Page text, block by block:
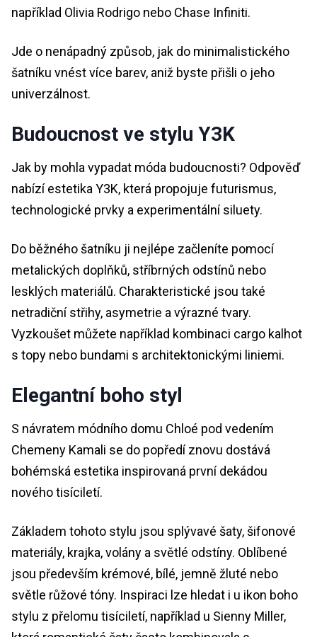
například Olivia Rodrigo nebo Chase Infiniti.
Jde o nenápadný způsob, jak do minimalistického
šatníku vnést více barev, aniž byste přišli o jeho
univerzálnost.
Budoucnost ve stylu Y3K
Jak by mohla vypadat móda budoucnosti? Odpověď
nabízí estetika Y3K, která propojuje futurismus,
technologické prvky a experimentální siluety.
Do běžného šatníku ji nejlépe začleníte pomocí
metalických doplňků, stříbrných odstínů nebo
lesklých materiálů. Charakteristické jsou také
netradiční střihy, asymetrie a výrazné tvary.
Vyzkoušet můžete například kombinaci cargo kalhot
s topy nebo bundami s architektonickými liniemi.
Elegantní boho styl
S návratem módního domu Chloé pod vedením
Chemeny Kamali se do popředí znovu dostává
bohémská estetika inspirovaná první dekádou
nového tisíciletí.
Základem tohoto stylu jsou splývavé šaty, šifonové
materiály, krajka, volány a světlé odstíny. Oblíbené
jsou především krémové, bílé, jemně žluté nebo
světle růžové tóny. Inspiraci lze hledat i u ikon boho
stylu z přelomu tisíciletí, například u Sienny Miller,